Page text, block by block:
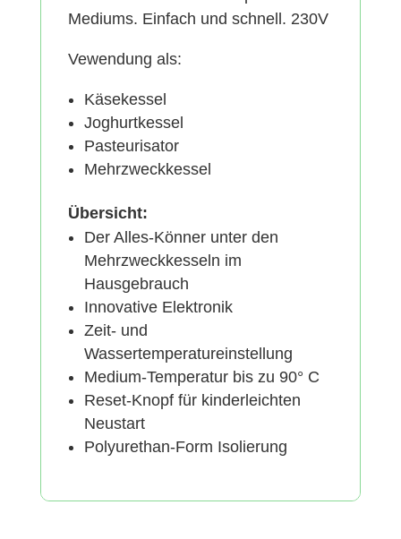
Mediums. Einfach und schnell. 230V
Vewendung als:
Käsekessel
Joghurtkessel
Pasteurisator
Mehrzweckkessel
Übersicht:
Der Alles-Könner unter den
Mehrzweckkesseln im
Hausgebrauch
Innovative Elektronik
Zeit- und
Wassertemperatureinstellung
Medium-Temperatur bis zu 90° C
Reset-Knopf für kinderleichten
Neustart
Polyurethan-Form Isolierung